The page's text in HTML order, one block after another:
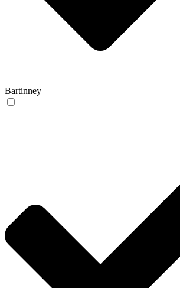
Bartinney